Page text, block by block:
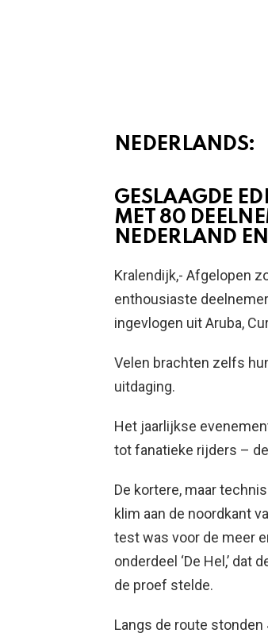
NEDERLANDS:
GESLAAGDE
MET 80
NEDERLAND
Kralendijk,- Afgelopen
enthousiaste
ingevlogen uit Aruba,
Velen brachten zelfs
uitdaging.
Het jaarlijkse
tot fanatieke rijders –
De kortere, maar
klim aan de noordkant
test was voor de meer
onderdeel ‘De Hel,’
de proef stelde.
Langs de route